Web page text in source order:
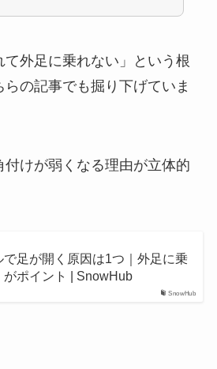
て外足に乗れない」という根
の記事でも掘り下げていま
付けが弱くなる理由が立体的
SnowHub
で足が開く原因は1つ｜外足に乗
ポイント | SnowHub